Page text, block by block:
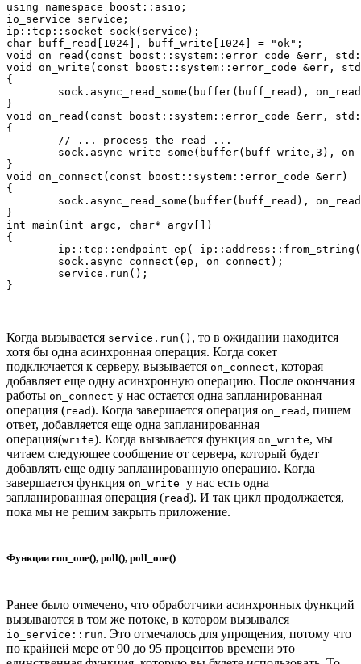
using namespace boost::asio;
io_service service;
ip::tcp::socket sock(service);
char buff_read[1024], buff_write[1024] = "ok";
void on_read(const boost::system::error_code &err,
void on_write(const boost::system::error_code &err,
{
}
void on_read(const boost::system::error_code &err,
{
}
void on_connect(const boost::system::error_code &err)
{
}
int main(int argc, char* argv[])
{
Когда вызывается service.run() , то в ожидании находится
хотя бы одна асинхронная операция. Когда сокет
подключается к серверу, вызывается on_connect, которая
добавляет еще одну асинхронную операцию. После окончания
работы on_connect у нас остается одна запланированная
операция (read). Когда завершается операция on_read , пишем
ответ, добавляется еще одна запланированная
операция(write). Когда вызывается функция on_write, мы
читаем следующее сообщение от сервера, который будет
добавлять еще одну запланированную операцию. Когда
завершается функция on_write у нас есть одна
запланированная операция (read). И так цикл продолжается,
пока мы не решим закрыть приложение.
Функции run_one(), poll(), poll_one()
Ранее было отмечено, что обработчики асинхронных функций
вызываются в том же потоке, в котором вызывался
io_service::run. Это отмечалось для упрощения, потому что
по крайней мере от 90 до 95 процентов времени это